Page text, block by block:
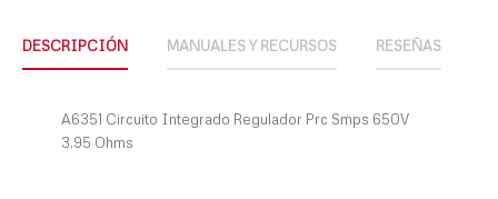
DESCRIPCIÓN MANUALES Y RECURSOS RESEÑAS
A6351 Circuito Integrado Regulador Prc Smps 650V
3.95 Ohms